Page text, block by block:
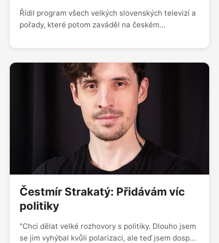
Řídil program všech velkých slovenských televizí a
pořady, které potom zaváděl na českém
televizní byznys ovlivní šíření přes internet?
Čestmír Strakatý: Přidávám víc
politiky
"Chci dělat velké rozhovory s politiky. Dlouho jsem
se jim vyhýbal kvůli polarizaci, ale teď jsem dospěl